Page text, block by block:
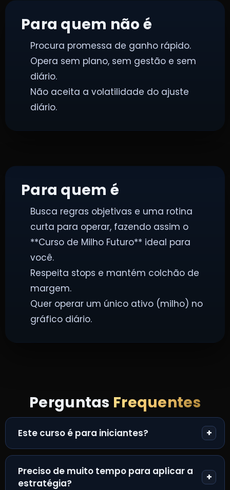
Para quem é
Busca regras objetivas e uma rotina
curta para operar, fazendo assim o
**Curso de Milho Futuro** ideal para
você.
Respeita stops e mantém colchão de
margem.
Quer operar um único ativo (milho) no
gráfico diário.
Para quem não é
Procura promessa de ganho rápido.
Opera sem plano, sem gestão e sem
diário.
Não aceita a volatilidade do ajuste
diário.
Perguntas Frequentes
Este curso é para iniciantes?
Preciso de muito tempo para aplicar a
estratégia?